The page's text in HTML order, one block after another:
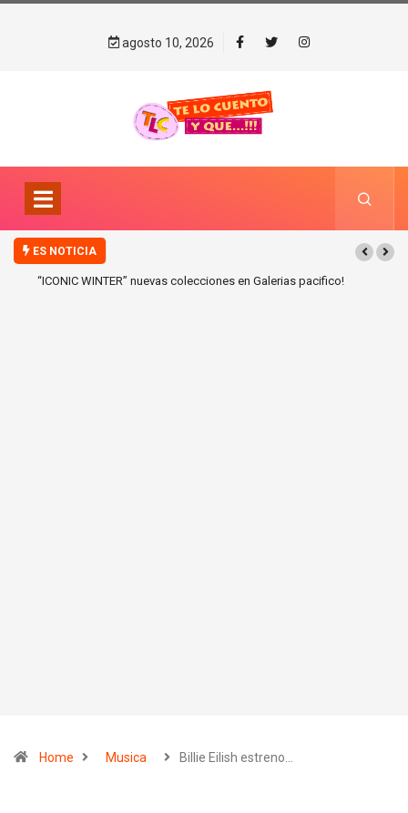
agosto 10, 2026
ES NOTICIA
“ICONIC WINTER” nuevas colecciones en Galerias pacifico!
Home Musica Billie Eilish estreno…